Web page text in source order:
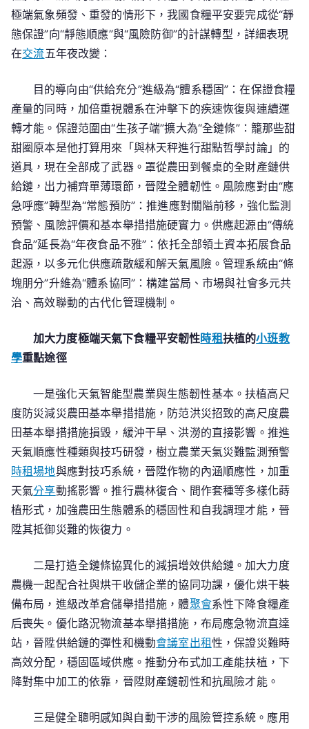
極端氣象頻發、重發的情形下，我國食糧平安要完成從“靜
態保證”向“靜態順應”與“風險防御”的計謀轉型，詳細表現
在交流五年夜改變：
目的導向由“供給充分”進級為“體系穩固”：在保證食糧
產量的同時，加倍重視體系在沖擊下的疾速恢復與連續運
轉才能。保證范圍由“生孩子端”擴大為“全鏈條”：籠那些甜
甜圈原本是他打算用來「與林天秤進行甜點哲學討論」的
道具，現在全部成了武器。罩從農田到餐桌的全財產鏈供
給鏈，出力補齊單薄環節，晉陞全體韌性。風險應對由“應
急呼應”轉型為“常態預防”：推進應對關隘前移，強化監測
預警、風險評價和基本舉措措施硬實力。供應起源由“傳統
食品”延長為“年夜食品不雅”：依托全部領土資本拓展食品
起源，以多元化供應疏散緩和解天氣風險。管理系統由“條
塊朋分”升維為“體系協同”：構建當局、市場與社會多元共
治、高效聯動的古代化管理機制。
加大力度極端天氣下食糧平安韌性時租扶植的小班教
學重點途徑
一是強化天氣智能型農業與生態韌性基本。扶植高尺
度防災減災農田基本舉措措施，防范洪災招致的高尺度農
田基本舉措措施損毀，緩沖干旱、洪澇的直接影響。推進
天氣順應性種類與技巧研發，樹立農業天氣災難監測預警
時租場地與應對技巧系統，晉陞作物的內涵順應性，加重
天氣分享動搖影響。推行農林復合、間作套種等多樣化蒔
植形式，加強農田生態體系的穩固性和自我調理才能，晉
陞其抵御災難的恢復力。
二是打造全鏈條協異化的減損增效供給鏈。加大力度
農機一起配合社與烘干收儲企業的協同功課，優化烘干裝
備布局，進級改革倉儲舉措措施，體聚會系性下降食糧產
后喪失。優化路況物流基本舉措措施，布局應急物流直達
站，晉陞供給鏈的彈性和機動會議室出租性，保證災難時
高效分配，穩固區域供應。推動分布式加工產能扶植，下
降對集中加工的依靠，晉陞財產鏈韌性和抗風險才能。
三是健全聰明感知與自動干涉的風險管控系統。應用